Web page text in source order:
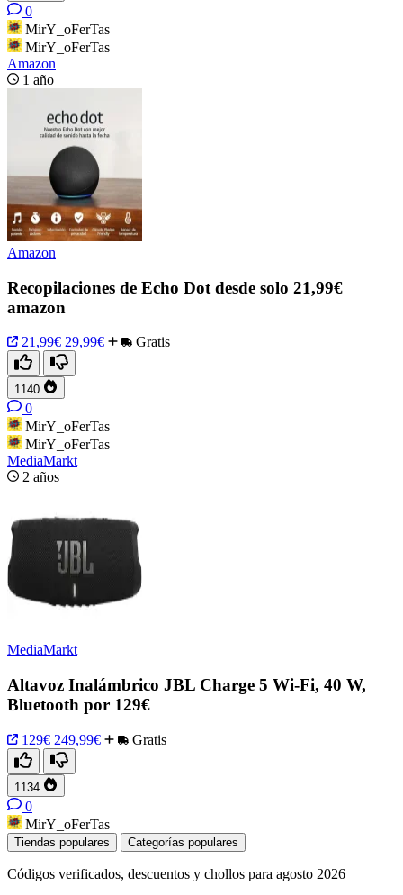
0
MirY_oFerTas
MirY_oFerTas
Amazon
1 año
Amazon
Recopilaciones de Echo Dot desde solo 21,99€
amazon
21,99€ 29,99€ Gratis
1140
0
MirY_oFerTas
MirY_oFerTas
MediaMarkt
2 años
MediaMarkt
Altavoz Inalámbrico JBL Charge 5 Wi-Fi, 40 W,
Bluetooth por 129€
129€ 249,99€ Gratis
1134
0
MirY_oFerTas
Tiendas populares Categorías populares
Códigos verificados, descuentos y chollos para agosto 2026